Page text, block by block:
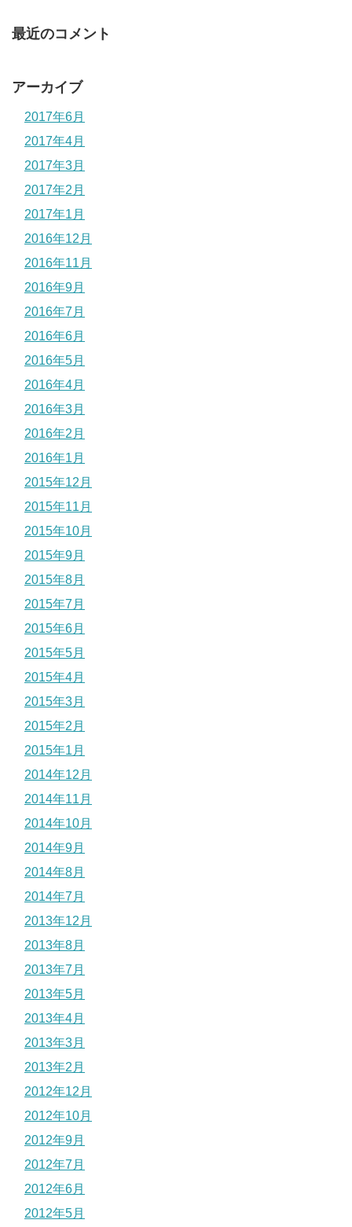
最近のコメント
アーカイブ
2017年6月
2017年4月
2017年3月
2017年2月
2017年1月
2016年12月
2016年11月
2016年9月
2016年7月
2016年6月
2016年5月
2016年4月
2016年3月
2016年2月
2016年1月
2015年12月
2015年11月
2015年10月
2015年9月
2015年8月
2015年7月
2015年6月
2015年5月
2015年4月
2015年3月
2015年2月
2015年1月
2014年12月
2014年11月
2014年10月
2014年9月
2014年8月
2014年7月
2013年12月
2013年8月
2013年7月
2013年5月
2013年4月
2013年3月
2013年2月
2012年12月
2012年10月
2012年9月
2012年7月
2012年6月
2012年5月